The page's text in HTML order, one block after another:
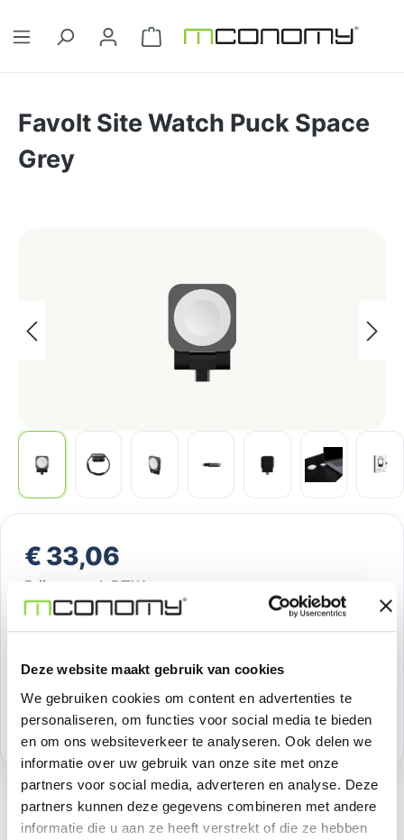
Deze website maakt gebruik van cookies
We gebruiken cookies om content en advertenties te
personaliseren, om functies voor social media te bieden
en om ons websiteverkeer te analyseren. Ook delen we
informatie over uw gebruik van onze site met onze
partners voor social media, adverteren en analyse. Deze
partners kunnen deze gegevens combineren met andere
informatie die u aan ze heeft verstrekt of die ze hebben
Winkelwagentje bevat 0 artikelen.
Favolt Site Watch Puck Space
Grey
Normale prijs:
€ 33,06
Prijzen excl. BTW
Producthoeveelheid: Voer de
Productnummer:FV92746495